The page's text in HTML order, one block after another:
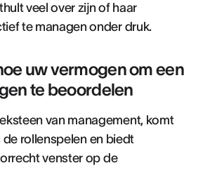
veel over zijn of haar
te managen onder druk.
uw vermogen om een
te beoordelen
van management, komt
rollenspelen en biedt
venster op de